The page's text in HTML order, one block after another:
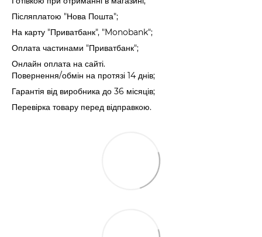
Післяплатою "Нова Пошта";
На карту "Приватбанк", "Monobank";
Оплата частинами "Приватбанк";
Онлайн оплата на сайті.
Повернення/обмін на протязі 14 днів;
Гарантія від виробника до 36 місяців;
Перевірка товару перед відправкою.